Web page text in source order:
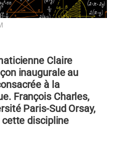
Claire
inaugurale au
à la
François Charles,
Paris-Sud Orsay,
discipline